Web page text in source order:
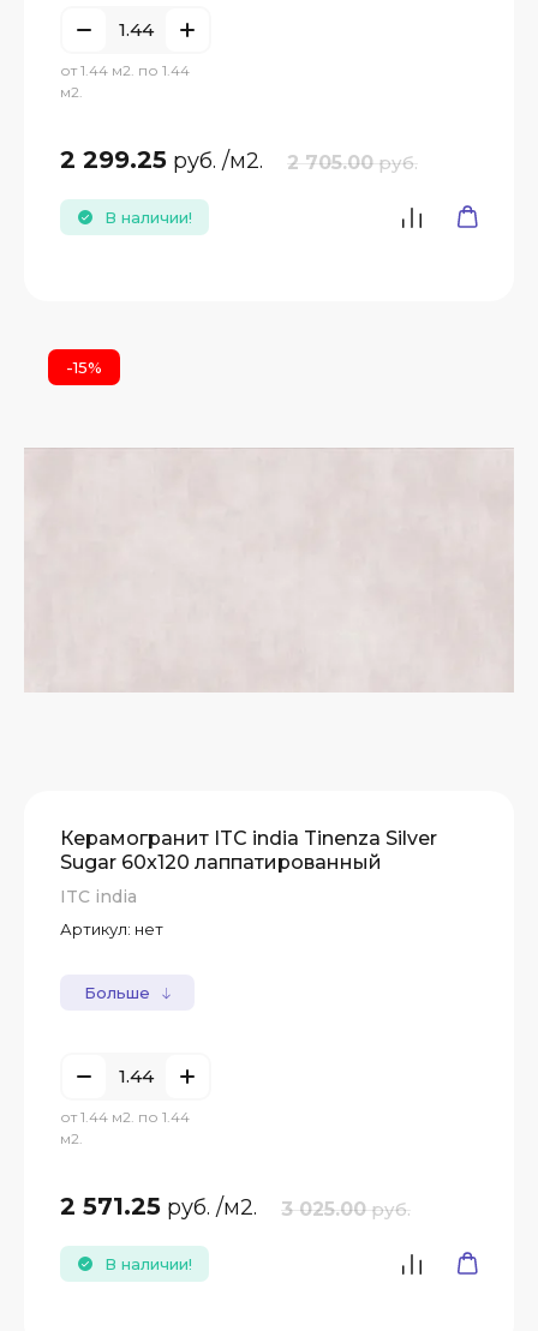
от 1.44 м2. по 1.44
м2.
2 299.25 руб. /м2. 2 705.00 руб.
В наличии!
-15%
Керамогранит ITC india Tinenza Silver
Sugar 60x120 лаппатированный
ITC india
Артикул: нет
Больше
от 1.44 м2. по 1.44
м2.
2 571.25 руб. /м2. 3 025.00 руб.
В наличии!